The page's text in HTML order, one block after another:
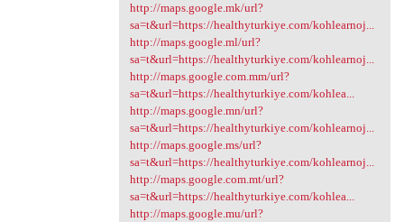
http://maps.google.mk/url?
sa=t&url=https://healthyturkiye.com/kohlearnoj...
http://maps.google.ml/url?
sa=t&url=https://healthyturkiye.com/kohlearnoj...
http://maps.google.com.mm/url?
sa=t&url=https://healthyturkiye.com/kohlea...
http://maps.google.mn/url?
sa=t&url=https://healthyturkiye.com/kohlearnoj...
http://maps.google.ms/url?
sa=t&url=https://healthyturkiye.com/kohlearnoj...
http://maps.google.com.mt/url?
sa=t&url=https://healthyturkiye.com/kohlea...
http://maps.google.mu/url?